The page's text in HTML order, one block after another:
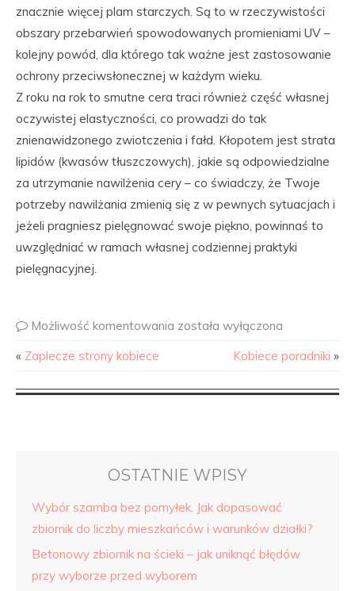
znacznie więcej plam starczych. Są to w rzeczywistości
obszary przebarwień spowodowanych promieniami UV –
kolejny powód, dla którego tak ważne jest zastosowanie
ochrony przeciwsłonecznej w każdym wieku.
Z roku na rok to smutne cera traci również część własnej
oczywistej elastyczności, co prowadzi do tak
znienawidzonego zwiotczenia i fałd. Kłopotem jest strata
lipidów (kwasów tłuszczowych), jakie są odpowiedzialne
za utrzymanie nawilżenia cery – co świadczy, że Twoje
potrzeby nawilżania zmienią się z w pewnych sytuacjach i
jeżeli pragniesz pielęgnować swoje piękno, powinnaś to
uwzględniać w ramach własnej codziennej praktyki
pielęgnacyjnej.
Możliwość komentowania została wyłączona
« Zaplecze strony kobiece Kobiece poradniki »
OSTATNIE WPISY
Wybór szamba bez pomyłek. Jak dopasować
zbiornik do liczby mieszkańców i warunków działki?
Betonowy zbiornik na ścieki – jak uniknąć błędów
przy wyborze przed wyborem